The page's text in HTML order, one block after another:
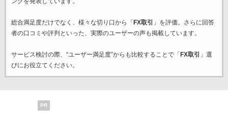
総合満足度だけでなく、様々な切り口から「 FX取引
」を評価。さらに回答
者の口コミや評判といった、実際のユーザーの声も掲載しています。
サービス検討の際、“ユーザー満足度”からも比較することで「 FX取引
」選
びにお役立てください。
PR